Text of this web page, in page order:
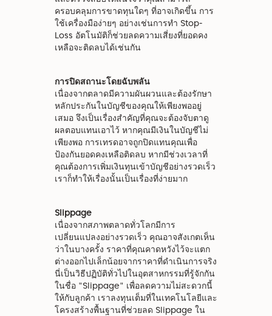
ครอบคลุมการขาดทุนใดๆ ที่อาจเกิดขึ้น การ
ใช้เครื่องมือง่ายๆ อย่างเช่นการทำ Stop-
Loss อัตโนมัติก็ช่วยลดความเสี่ยงที่ยอดคง
เหลือจะติดลบได้เช่นกัน
การปิดสถานะโดยฉับพลัน
เนื่องจากตลาดมีความผันผวนและต้องรักษา
หลักประกันในบัญชีของคุณให้เพียงพออยู่
เสมอ จึงเป็นเรื่องสำคัญที่คุณจะต้องจับตาดู
ผลตอบแทนเอาไว้ หากคุณมีเงินในบัญชีไม่
เพียงพอ การเทรดอาจถูกปิดแทนคุณเพื่อ
ป้องกันยอดคงเหลือติดลบ หากมีช่วงเวลาที่
คุณต้องการเพิ่มเงินทุนเข้าบัญชีอย่างรวดเร็ว
เราก็ทำให้เรื่องนั้นเป็นเรื่องที่ง่ายมาก
Slippage
เนื่องจากสภาพตลาดทั่วโลกมีการ
เปลี่ยนแปลงอย่างรวดเร็ว คุณอาจสังเกตเห็น
ว่าในบางครั้ง ราคาที่คุณคาดหวังไว้จะแตก
ต่างออกไปเล็กน้อยจากราคาที่ดำเนินการจริง
นี่เป็นวิธีปฏิบัติทั่วไปในอุตสาหกรรมที่รู้จักกัน
ในชื่อ "Slippage" เพื่อลดความไม่สะดวกนี้
ให้กับลูกค้า เราลงทุนเต็มที่ในเทคโนโลยีและ
โครงสร้างพื้นฐานที่ช่วยลด Slippage ใน